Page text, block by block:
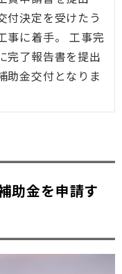
付決定を受けたう
事に着手。 工事完
完了報告書を提出
助金交付となりま
助金を申請す